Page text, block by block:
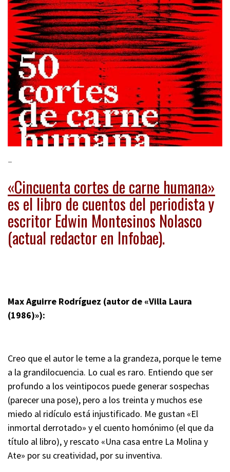
–
«Cincuenta cortes de carne humana»
es el libro de cuentos del periodista y
escritor Edwin Montesinos Nolasco
(actual redactor en Infobae).
Max Aguirre Rodríguez (autor de «Villa Laura
(1986)»):
Creo que el autor le teme a la grandeza, porque le teme
a la grandilocuencia. Lo cual es raro. Entiendo que ser
profundo a los veintipocos puede generar sospechas
(parecer una pose), pero a los treinta y muchos ese
miedo al ridículo está injustificado. Me gustan «El
inmortal derrotado» y el cuento homónimo (el que da
título al libro), y rescato «Una casa entre La Molina y
Ate» por su creatividad, por su inventiva.